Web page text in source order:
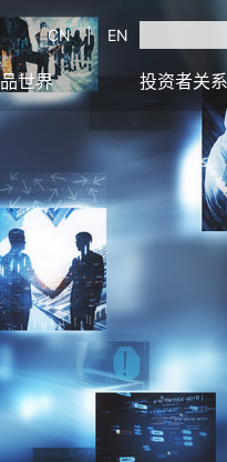
CN | EN
新闻资讯
世界 投资者关系
报告下载 预约拜访
校园招聘 社